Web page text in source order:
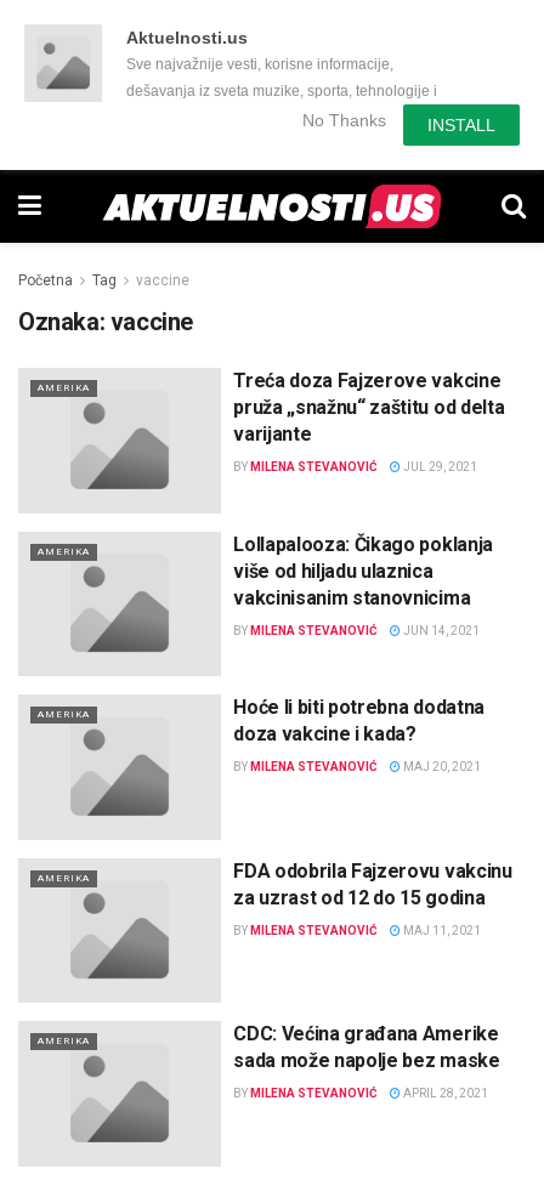
Aktuelnosti.us
Sve najvažnije vesti, korisne informacije,
dešavanja iz sveta muzike, sporta, tehnologije i
još mnogo toga zanimljivog.No Thanks INSTALL
Početna Tag vaccine
Oznaka: vaccine
AMERIKA
Treća doza Fajzerove vakcine
pruža „snažnu“ zaštitu od delta
varijante
BY MILENA STEVANOVIĆ JUL 29, 2021
AMERIKA
Lollapalooza: Čikago poklanja
više od hiljadu ulaznica
vakcinisanim stanovnicima
BY MILENA STEVANOVIĆ JUN 14, 2021
AMERIKA
Hoće li biti potrebna dodatna
doza vakcine i kada?
BY MILENA STEVANOVIĆ MAJ 20, 2021
AMERIKA
FDA odobrila Fajzerovu vakcinu
za uzrast od 12 do 15 godina
BY MILENA STEVANOVIĆ MAJ 11, 2021
AMERIKA
CDC: Većina građana Amerike
sada može napolje bez maske
BY MILENA STEVANOVIĆ APRIL 28, 2021